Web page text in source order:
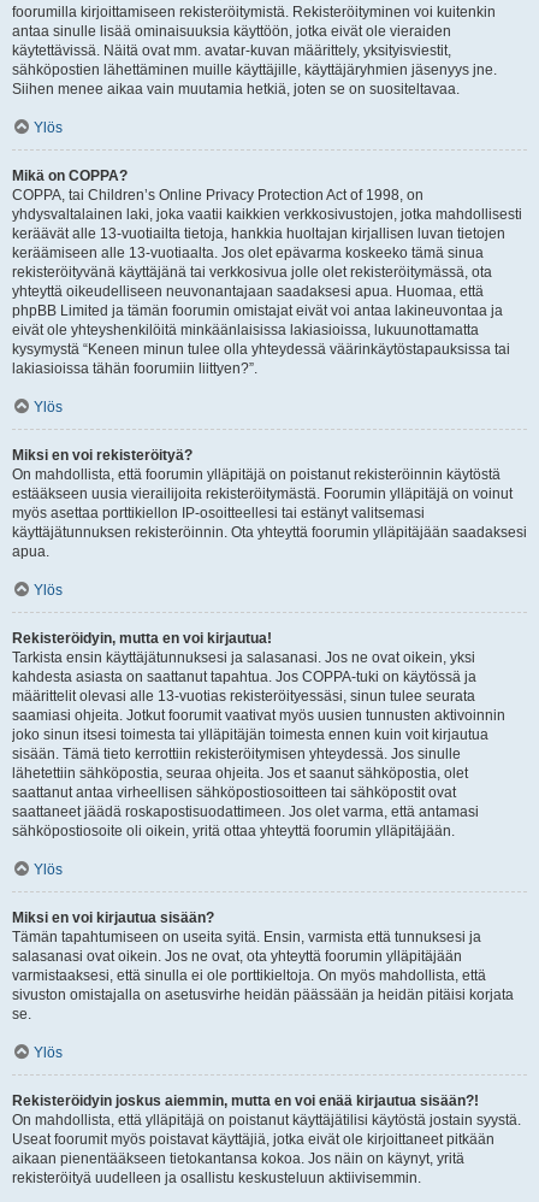
foorumilla kirjoittamiseen rekisteröitymistä. Rekisteröityminen voi kuitenkin
antaa sinulle lisää ominaisuuksia käyttöön, jotka eivät ole vieraiden
käytettävissä. Näitä ovat mm. avatar-kuvan määrittely, yksityisviestit,
sähköpostien lähettäminen muille käyttäjille, käyttäjäryhmien jäsenyys jne.
Siihen menee aikaa vain muutamia hetkiä, joten se on suositeltavaa.
Ylös
Mikä on COPPA?
COPPA, tai Children’s Online Privacy Protection Act of 1998, on
yhdysvaltalainen laki, joka vaatii kaikkien verkkosivustojen, jotka mahdollisesti
keräävät alle 13-vuotiailta tietoja, hankkia huoltajan kirjallisen luvan tietojen
keräämiseen alle 13-vuotiaalta. Jos olet epävarma koskeeko tämä sinua
rekisteröityvänä käyttäjänä tai verkkosivua jolle olet rekisteröitymässä, ota
yhteyttä oikeudelliseen neuvonantajaan saadaksesi apua. Huomaa, että
phpBB Limited ja tämän foorumin omistajat eivät voi antaa lakineuvontaa ja
eivät ole yhteyshenkilöitä minkäänlaisissa lakiasioissa, lukuunottamatta
kysymystä “Keneen minun tulee olla yhteydessä väärinkäytöstapauksissa tai
lakiasioissa tähän foorumiin liittyen?”.
Ylös
Miksi en voi rekisteröityä?
On mahdollista, että foorumin ylläpitäjä on poistanut rekisteröinnin käytöstä
estääkseen uusia vierailijoita rekisteröitymästä. Foorumin ylläpitäjä on voinut
myös asettaa porttikiellon IP-osoitteellesi tai estänyt valitsemasi
käyttäjätunnuksen rekisteröinnin. Ota yhteyttä foorumin ylläpitäjään saadaksesi
apua.
Ylös
Rekisteröidyin, mutta en voi kirjautua!
Tarkista ensin käyttäjätunnuksesi ja salasanasi. Jos ne ovat oikein, yksi
kahdesta asiasta on saattanut tapahtua. Jos COPPA-tuki on käytössä ja
määrittelit olevasi alle 13-vuotias rekisteröityessäsi, sinun tulee seurata
saamiasi ohjeita. Jotkut foorumit vaativat myös uusien tunnusten aktivoinnin
joko sinun itsesi toimesta tai ylläpitäjän toimesta ennen kuin voit kirjautua
sisään. Tämä tieto kerrottiin rekisteröitymisen yhteydessä. Jos sinulle
lähetettiin sähköpostia, seuraa ohjeita. Jos et saanut sähköpostia, olet
saattanut antaa virheellisen sähköpostiosoitteen tai sähköpostit ovat
saattaneet jäädä roskapostisuodattimeen. Jos olet varma, että antamasi
sähköpostiosoite oli oikein, yritä ottaa yhteyttä foorumin ylläpitäjään.
Ylös
Miksi en voi kirjautua sisään?
Tämän tapahtumiseen on useita syitä. Ensin, varmista että tunnuksesi ja
salasanasi ovat oikein. Jos ne ovat, ota yhteyttä foorumin ylläpitäjään
varmistaaksesi, että sinulla ei ole porttikieltoja. On myös mahdollista, että
sivuston omistajalla on asetusvirhe heidän päässään ja heidän pitäisi korjata
se.
Ylös
Rekisteröidyin joskus aiemmin, mutta en voi enää kirjautua sisään?!
On mahdollista, että ylläpitäjä on poistanut käyttäjätilisi käytöstä jostain syystä.
Useat foorumit myös poistavat käyttäjiä, jotka eivät ole kirjoittaneet pitkään
aikaan pienentääkseen tietokantansa kokoa. Jos näin on käynyt, yritä
rekisteröityä uudelleen ja osallistu keskusteluun aktiivisemmin.